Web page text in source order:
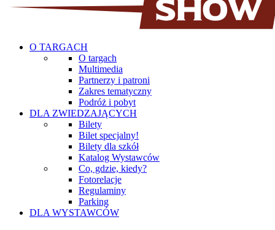
O TARGACH
O targach
Multimedia
Partnerzy i patroni
Zakres tematyczny
Podróż i pobyt
DLA ZWIEDZAJĄCYCH
Bilety
Bilet specjalny!
Bilety dla szkół
Katalog Wystawców
Co, gdzie, kiedy?
Fotorelacje
Regulaminy
Parking
DLA WYSTAWCÓW